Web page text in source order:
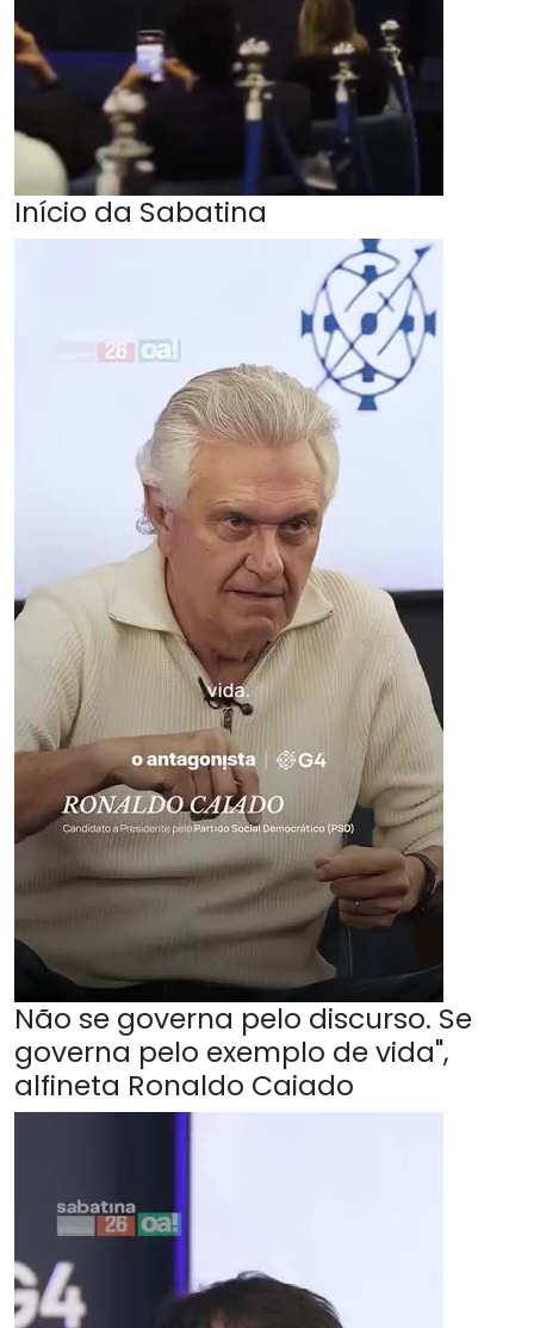
Início da Sabatina
Não se governa pelo discurso. Se
governa pelo exemplo de vida",
alfineta Ronaldo Caiado